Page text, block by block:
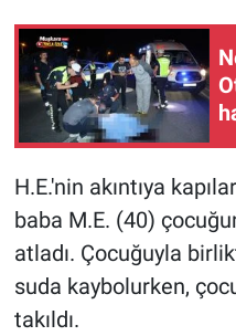
H.E.'nin akıntıya
baba M.E. (40)
atladı. Çocuğuyla
suda kaybolurken,
takıldı.